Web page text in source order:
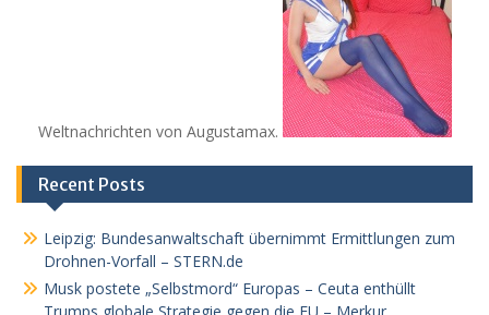
Weltnachrichten von Augustamax.
Recent Posts
Leipzig: Bundesanwaltschaft übernimmt Ermittlungen zum
Drohnen-Vorfall – STERN.de
Musk postete „Selbstmord“ Europas – Ceuta enthüllt